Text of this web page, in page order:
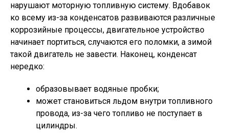
нарушают моторную топливную систему. Вдобавок
ко всему из-за конденсатов развиваются различные
коррозийные процессы, двигательное устройство
начинает портиться, случаются его поломки, а зимой
такой двигатель не завести. Наконец, конденсат
нередко:
образовывает водяные пробки;
может становиться льдом внутри топливного
провода, из-за чего топливо не поступает в
цилиндры.